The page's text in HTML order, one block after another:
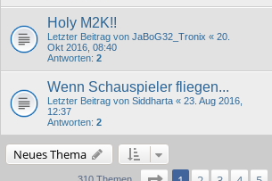
Holy M2K!!
Letzter Beitrag von JaBoG32_Tronix « 20.
Okt 2016, 08:40
Antworten: 2
Wenn Schauspieler fliegen...
Letzter Beitrag von Siddharta « 23. Aug 2016,
12:37
Antworten: 2
Neues Thema
310 Themen